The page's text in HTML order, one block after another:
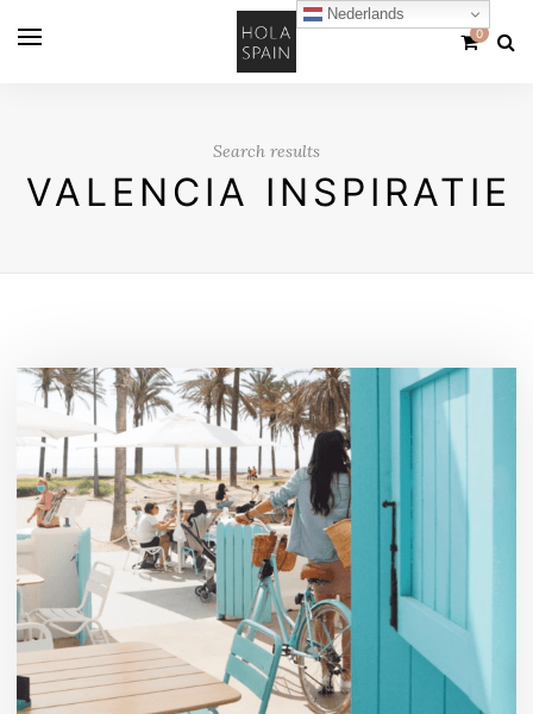
0
Search results
VALENCIA INSPIRATIE
Nederlands